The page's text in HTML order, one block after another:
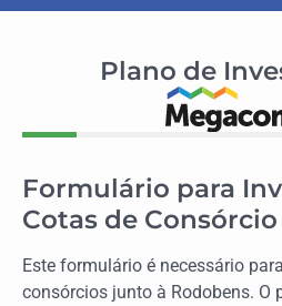
Plano de
Formulário para
Cotas de Consórcio
Este formulário é necessário
consórcios junto à Rodobens. O